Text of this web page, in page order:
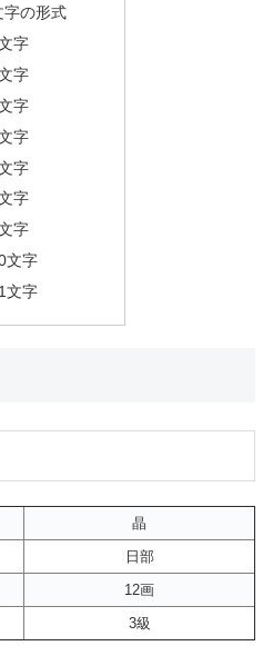
字の形式
字
字
字
字
字
字
字
文字
文字
晶
日部
12画
3級